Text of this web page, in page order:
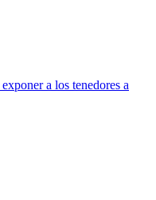
a los tenedores a